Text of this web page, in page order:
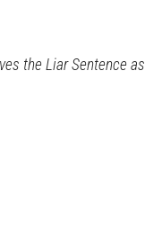
the Liar Sentence